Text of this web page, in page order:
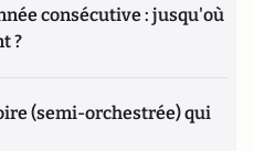
consécutive : jusqu'où
?
(semi-orchestrée) qui